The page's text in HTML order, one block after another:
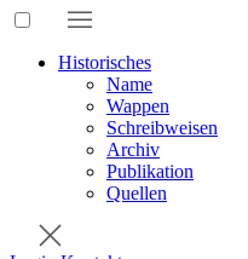
Historisches
Name
Wappen
Schreibweisen
Archiv
Publikation
Quellen